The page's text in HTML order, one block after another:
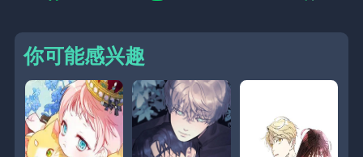
你可能感兴趣